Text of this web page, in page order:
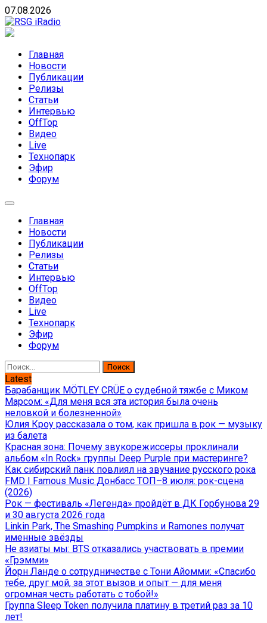
Skip
to
content
07.08.2026
направлений без возрастных ограничений
Главная
Новости
Публикации
Релизы
Статьи
Интервью
OffTop
Видео
Live
Технопарк
Эфир
Форум
Главная
Новости
Публикации
Релизы
Статьи
Интервью
OffTop
Видео
Live
Технопарк
Эфир
Форум
Найти:
Latest
Барабанщик MÖTLEY CRÜE о судебной тяжбе с Миком
Марсом: «Для меня вся эта история была очень
неловкой и болезненной»
Юлия Кроу рассказала о том, как пришла в рок — музыку
из балета
Красная зона: Почему звукорежиссеры проклинали
альбом «In Rock» группы Deep Purple при мастеринге?
Как сибирский панк повлиял на звучание русского рока
FMD | Famous Music Донбасс ТОП–8 июля: рок-сцена
(2026)
Рок — фестиваль «Легенда» пройдёт в ДК Горбунова 29
и 30 августа 2026 года
Linkin Park, The Smashing Pumpkins и Ramones получат
именные звёзды
Не азиаты мы: BTS отказались участвовать в премии
«Грэмми»
Йорн Ланде о сотрудничестве с Тони Айомми: «Спасибо
тебе, друг мой, за этот вызов и опыт — для меня
огромная честь работать с тобой!»
Группа Sleep Token получила платину в третий раз за 10
лет!